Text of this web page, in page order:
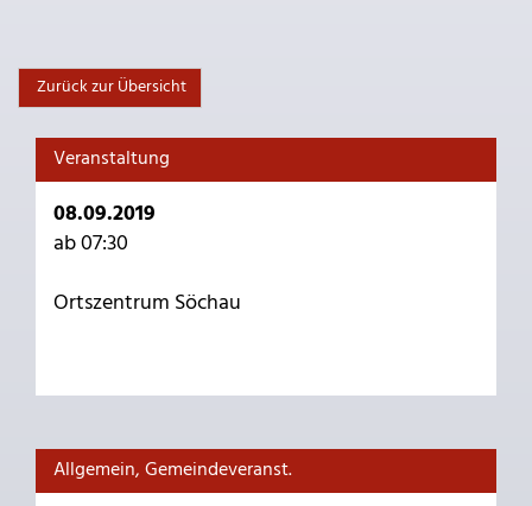
Zurück zur Übersicht
Veranstaltung
08.09.2019
ab 07:30
Ortszentrum Söchau
Allgemein, Gemeindeveranst.